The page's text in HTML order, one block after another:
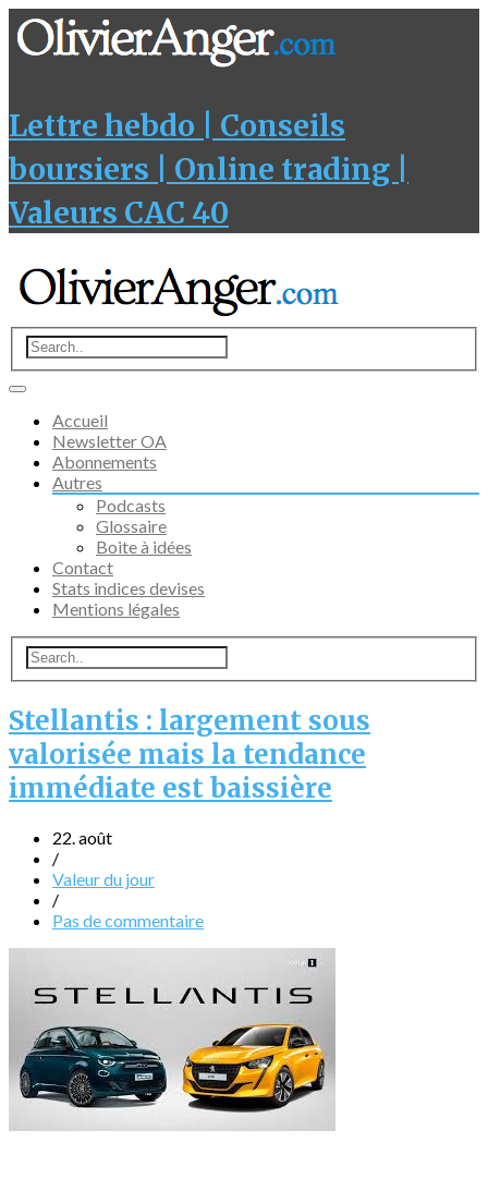
Lettre hebdo | Conseils
boursiers | Online trading |
Valeurs CAC 40
Accueil
Newsletter OA
Abonnements
Autres
Podcasts
Glossaire
Boite à idées
Contact
Stats indices devises
Mentions légales
Stellantis : largement sous
valorisée mais la tendance
immédiate est baissière
22. août
/
Valeur du jour
/
Pas de commentaire